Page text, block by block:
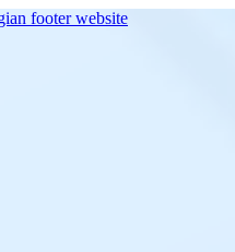
footer website